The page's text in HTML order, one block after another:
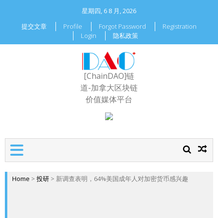
星期四, 6 8 月, 2026
提交文章
Profile Forgot Password
Registration
Login
隐私政策
[ChainDAO]链
道-加拿大区块链
价值媒体平台
Home > 投研 > 新调查表明，64%美国成年人对加密货币感兴趣